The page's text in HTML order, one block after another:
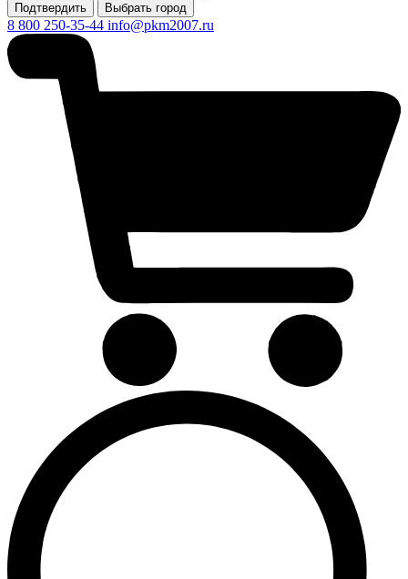
Подтвердить Выбрать город
8 800 250-35-44 info@pkm2007.ru